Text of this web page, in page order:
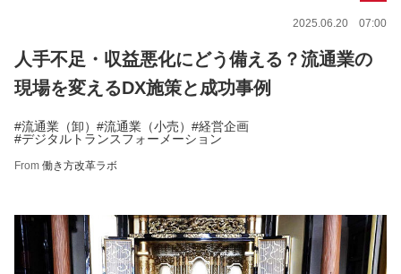
2025.06.20 07:00
人手不足・収益悪化にどう備える？流通業の
現場を変えるDX施策と成功事例
#流通業（卸） #流通業（小売） #経営企画
#デジタルトランスフォーメーション
From 働き方改革ラボ